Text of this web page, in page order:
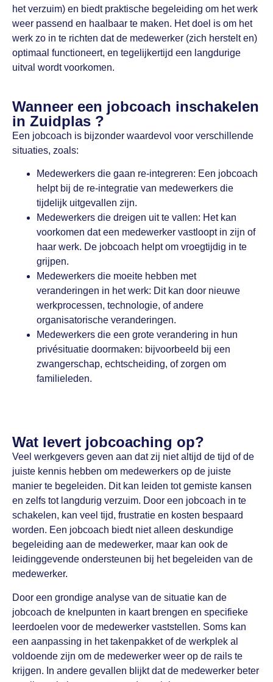
het verzuim) en biedt praktische begeleiding om het werk
weer passend en haalbaar te maken. Het doel is om het
werk zo in te richten dat de medewerker (zich herstelt en)
optimaal functioneert, en tegelijkertijd een langdurige
uitval wordt voorkomen.
Wanneer een jobcoach inschakelen
in Zuidplas ?
Een jobcoach is bijzonder waardevol voor verschillende
situaties, zoals:
Medewerkers die gaan re-integreren: Een jobcoach
helpt bij de re-integratie van medewerkers die
tijdelijk uitgevallen zijn.
Medewerkers die dreigen uit te vallen: Het kan
voorkomen dat een medewerker vastloopt in zijn of
haar werk. De jobcoach helpt om vroegtijdig in te
grijpen.
Medewerkers die moeite hebben met
veranderingen in het werk: Dit kan door nieuwe
werkprocessen, technologie, of andere
organisatorische veranderingen.
Medewerkers die een grote verandering in hun
privésituatie doormaken: bijvoorbeeld bij een
zwangerschap, echtscheiding, of zorgen om
familieleden.
Wat levert jobcoaching op?
Veel werkgevers geven aan dat zij niet altijd de tijd of de
juiste kennis hebben om medewerkers op de juiste
manier te begeleiden. Dit kan leiden tot gemiste kansen
en zelfs tot langdurig verzuim. Door een jobcoach in te
schakelen, kan veel tijd, frustratie en kosten bespaard
worden. Een jobcoach biedt niet alleen deskundige
begeleiding aan de medewerker, maar kan ook de
leidinggevende ondersteunen bij het begeleiden van de
medewerker.
Door een grondige analyse van de situatie kan de
jobcoach de knelpunten in kaart brengen en specifieke
leerdoelen voor de medewerker vaststellen. Soms kan
een aanpassing in het takenpakket of de werkplek al
voldoende zijn om de medewerker weer op de rails te
krijgen. In andere gevallen blijkt dat de medewerker beter